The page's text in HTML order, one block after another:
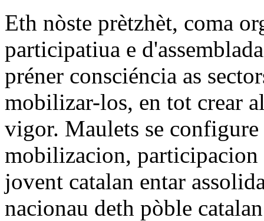
Eth nòste prètzhèt, coma
participatiua e
préner consciéncia as
mobilizar-los, en tot crear
vigor. Maulets se
mobilizacion, participacion
jovent catalan entar
nacionau deth pòble